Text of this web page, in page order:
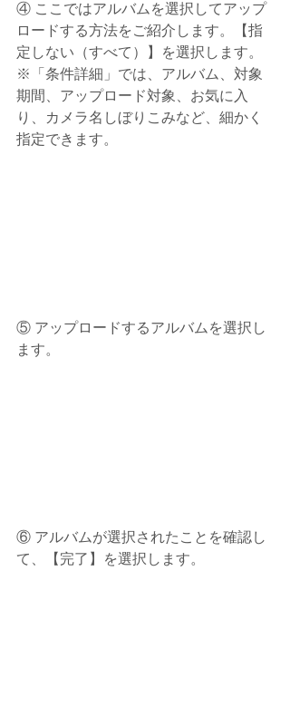
④ ここではアルバムを選択してアップ
ロードする方法をご紹介します。【指
定しない（すべて）】を選択します。
※「条件詳細」では、アルバム、対象
期間、アップロード対象、お気に入
り、カメラ名しぼりこみなど、細かく
指定できます。
⑤ アップロードするアルバムを選択し
ます。
⑥ アルバムが選択されたことを確認し
て、【完了】を選択します。